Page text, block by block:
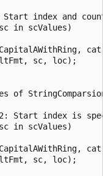
index and
in scValues)
sc, loc);
of
Start index is
in scValues)
sc, loc);